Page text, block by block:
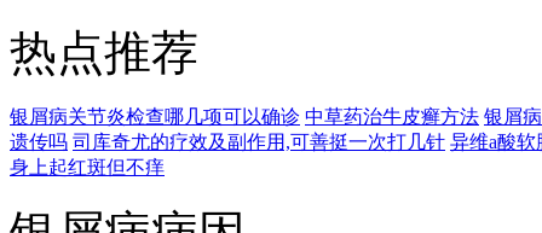
热点推荐
银屑病关节炎检查哪几项可以确诊 中草药治牛皮癣方法 银屑
遗传吗 司库奇尤的疗效及副作用,可善挺一次打几针 异维a酸
身上起红斑但不痒